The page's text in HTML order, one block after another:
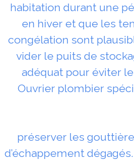
habitation durant une
en hiver et que les
congélation sont
vider le puits de
adéquat pour éviter
Ouvrier plombier
préserver les
d’échappement